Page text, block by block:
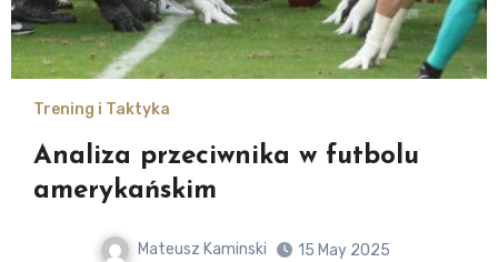
Trening i Taktyka
Analiza przeciwnika w futbolu
amerykańskim
Mateusz Kaminski
15 May 2025